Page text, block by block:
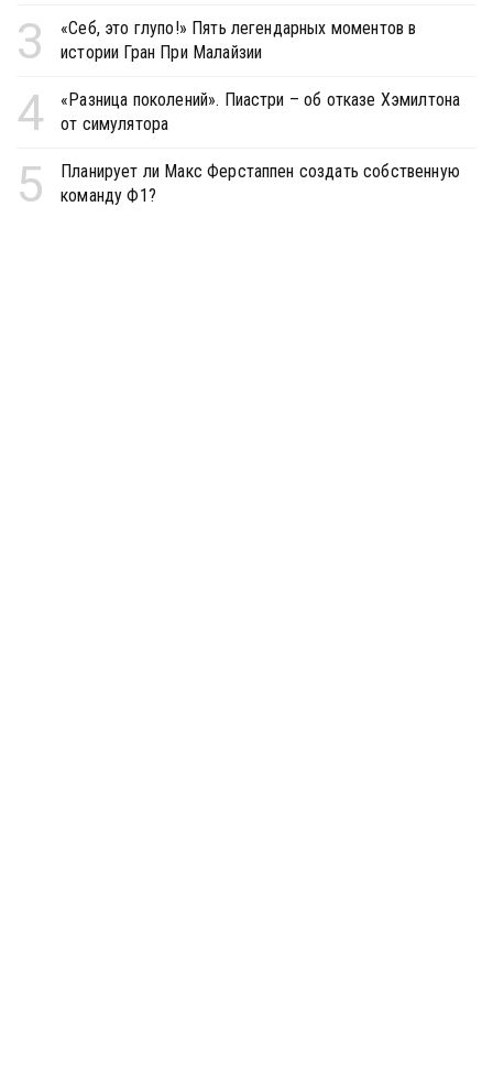
3
«Себ, это глупо!» Пять легендарных моментов в
истории Гран При Малайзии
4
«Разница поколений». Пиастри – об отказе Хэмилтона
от симулятора
5
Планирует ли Макс Ферстаппен создать собственную
команду Ф1?